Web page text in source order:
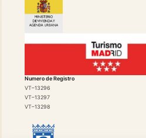
Numero de Registro
VT–13296
VT–13297
VT–13298